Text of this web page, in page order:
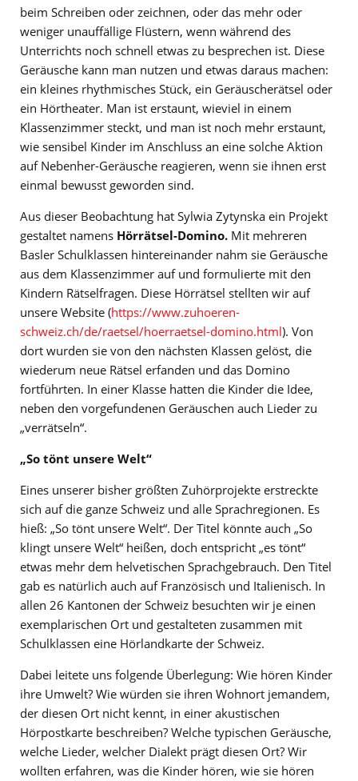
beim Schreiben oder zeichnen, oder das mehr oder
weniger unauffällige Flüstern, wenn während des
Unterrichts noch schnell etwas zu besprechen ist. Diese
Geräusche kann man nutzen und etwas daraus machen:
ein kleines rhythmisches Stück, ein Geräuscherätsel oder
ein Hörtheater. Man ist erstaunt, wieviel in einem
Klassenzimmer steckt, und man ist noch mehr erstaunt,
wie sensibel Kinder im Anschluss an eine solche Aktion
auf Nebenher-Geräusche reagieren, wenn sie ihnen erst
einmal bewusst geworden sind.
Aus dieser Beobachtung hat Sylwia Zytynska ein Projekt
gestaltet namens Hörrätsel-Domino. Mit mehreren
Basler Schulklassen hintereinander nahm sie Geräusche
aus dem Klassenzimmer auf und formulierte mit den
Kindern Rätselfragen. Diese Hörrätsel stellten wir auf
unsere Website (https://www.zuhoeren-
schweiz.ch/de/raetsel/hoerraetsel-domino.html). Von
dort wurden sie von den nächsten Klassen gelöst, die
wiederum neue Rätsel erfanden und das Domino
fortführten. In einer Klasse hatten die Kinder die Idee,
neben den vorgefundenen Geräuschen auch Lieder zu
„verrätseln“.
„So tönt unsere Welt“
Eines unserer bisher größten Zuhörprojekte erstreckte
sich auf die ganze Schweiz und alle Sprachregionen. Es
hieß: „So tönt unsere Welt“. Der Titel könnte auch „So
klingt unsere Welt“ heißen, doch entspricht „es tönt“
etwas mehr dem helvetischen Sprachgebrauch. Den Titel
gab es natürlich auch auf Französisch und Italienisch. In
allen 26 Kantonen der Schweiz besuchten wir je einen
exemplarischen Ort und gestalteten zusammen mit
Schulklassen eine Hörlandkarte der Schweiz.
Dabei leitete uns folgende Überlegung: Wie hören Kinder
ihre Umwelt? Wie würden sie ihren Wohnort jemandem,
der diesen Ort nicht kennt, in einer akustischen
Hörpostkarte beschreiben? Welche typischen Geräusche,
welche Lieder, welcher Dialekt prägt diesen Ort? Wir
wollten erfahren, was die Kinder hören, wie sie hören